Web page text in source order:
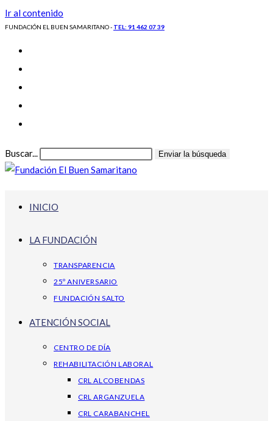
Ir al contenido
FUNDACIÓN EL BUEN SAMARITANO - TEL: 91 462 07 39
Buscar... Enviar la búsqueda
INICIO
LA FUNDACIÓN
TRANSPARENCIA
25º ANIVERSARIO
FUNDACIÓN SALTO
ATENCIÓN SOCIAL
CENTRO DE DÍA
REHABILITACIÓN LABORAL
CRL ALCOBENDAS
CRL ARGANZUELA
CRL CARABANCHEL